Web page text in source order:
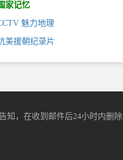
家记忆
魅力地理
美援朝纪录片
知，在收到邮件后24小时内删除